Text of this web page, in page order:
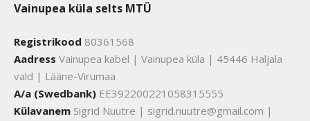
Vainupea küla selts MTÜ
Registrikood 80361568
Aadress Vainupea kabel | Vainupea küla | 45446 Haljala
vald | Lääne-Virumaa
A/a (Swedbank) EE392200221058315555
Külavanem Sigrid Nuutre | sigrid.nuutre@gmail.com |